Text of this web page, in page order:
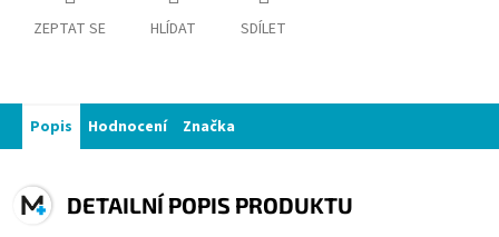
ZEPTAT SE HLÍDAT SDÍLET
Popis Hodnocení Značka
DETAILNÍ POPIS PRODUKTU